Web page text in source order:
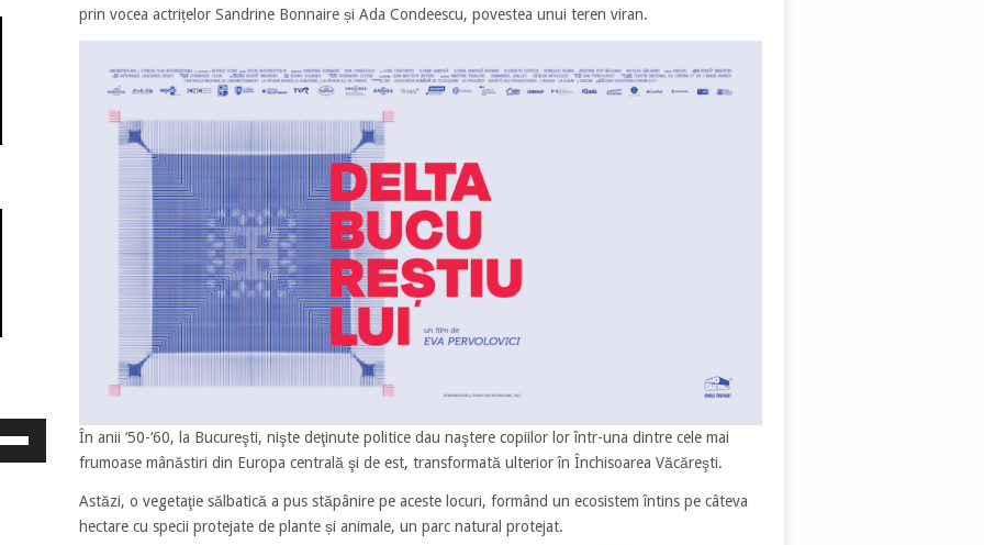
prin vocea actrițelor Sandrine Bonnaire și Ada Condeescu, povestea unui teren viran.
În anii ‘50-‘60, la Bucureşti, nişte deţinute politice dau naştere copiilor lor într-una dintre cele mai
frumoase mânăstiri din Europa centrală şi de est, transformată ulterior în Închisoarea Văcăreşti.
Astăzi, o vegetaţie sălbatică a pus stăpânire pe aceste locuri, formând un ecosistem întins pe câteva
hectare cu specii protejate de plante și animale, un parc natural protejat.